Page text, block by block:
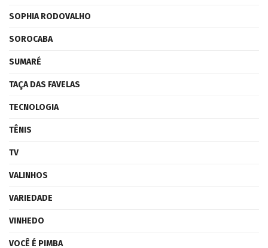
SOPHIA RODOVALHO
SOROCABA
SUMARÉ
TAÇA DAS FAVELAS
TECNOLOGIA
TÊNIS
TV
VALINHOS
VARIEDADE
VINHEDO
VOCÊ É PIMBA